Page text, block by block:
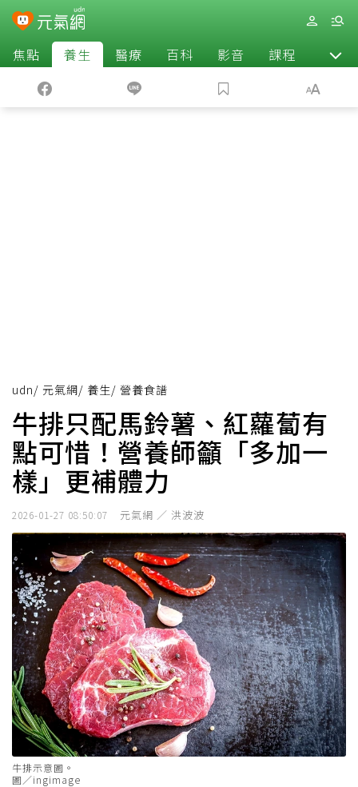
焦點 養生 醫療 百科 影音 課程 退休
udn/ 元氣網/ 養生/ 營養食譜
牛排只配馬鈴薯、紅蘿蔔有
點可惜！營養師籲「多加一
樣」更補體力
2026-01-27 08:50:07 元氣網 ／ 洪波波
牛排示意圖。
圖／ingimage